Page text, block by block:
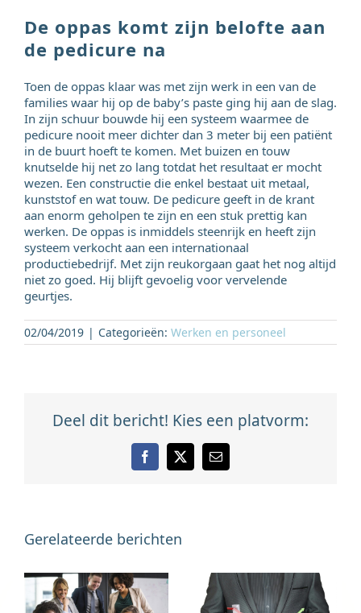
De oppas komt zijn belofte aan
de pedicure na
Toen de oppas klaar was met zijn werk in een van de
families waar hij op de baby’s paste ging hij aan de slag.
In zijn schuur bouwde hij een systeem waarmee de
pedicure nooit meer dichter dan 3 meter bij een patiënt
in de buurt hoeft te komen. Met buizen en touw
knutselde hij net zo lang totdat het resultaat er mocht
wezen. Een constructie die enkel bestaat uit metaal,
kunststof en wat touw. De pedicure geeft in de krant
aan enorm geholpen te zijn en een stuk prettig kan
werken. De oppas is inmiddels steenrijk en heeft zijn
systeem verkocht aan een internationaal
productiebedrijf. Met zijn reukorgaan gaat het nog altijd
niet zo goed. Hij blijft gevoelig voor vervelende
geurtjes.
02/04/2019 | Categorieën: Werken en personeel
Deel dit bericht! Kies een platvorm:
Facebook
X
E-
Gerelateerde berichten